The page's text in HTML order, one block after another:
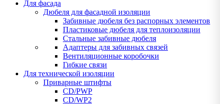
Для фасада
Дюбеля для фасадной изоляции
Забивные дюбеля без распорных элементов
Пластиковые дюбеля для теплоизоляции
Стальные забивные дюбеля
Адаптеры для забивных связей
Вентиляционные коробочки
Гибкие связи
Для технической изоляции
Приварные штифты
CD/PWP
CD/WP2